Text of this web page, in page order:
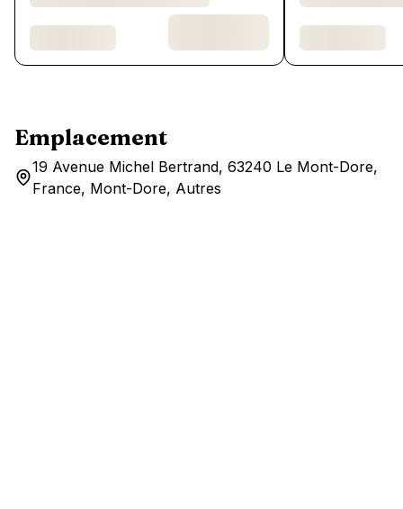
Emplacement
19 Avenue Michel Bertrand, 63240 Le Mont-Dore,
France, Mont-Dore, Autres